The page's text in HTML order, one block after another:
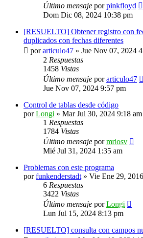
Último mensaje porpinkfloyd
Dom Dic 08, 2024 10:38 pm
[RESUELTO] Obtener registro con
duplicados con fechas diferentes
porarticulo47 » Jue Nov 07, 2024
2 Respuestas
1458 Vistas
Último mensaje porarticulo47
Jue Nov 07, 2024 9:57 pm
Control de tablas desde código
porLongi » Mar Jul 30, 2024 9:18 am
1 Respuestas
1784 Vistas
Último mensaje pormriosv
Mié Jul 31, 2024 1:35 am
Problemas con este programa
porfunkenderstadt » Vie Ene 29,
6 Respuestas
3422 Vistas
Último mensaje porLongi
Lun Jul 15, 2024 8:13 pm
[RESUELTO] consulta con campos